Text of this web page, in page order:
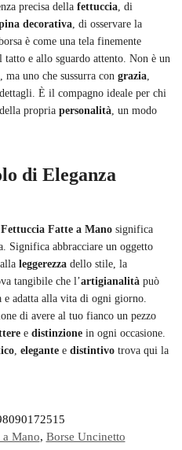
precisa della fettuccia , di
decorativa , di osservare la
è come una tela finemente
tatto e allo sguardo attento. Non è un
ma uno che sussurra con grazia
È il compagno ideale per chi
propria personalità , un modo
di Eleganza
Fatte a Mano significa
Significa abbracciare un oggetto
leggerezza dello stile, la
tangibile che l’artigianalità può
e adatta alla vita di ogni giorno.
di avere al tuo fianco un pezzo
e distinzione in ogni occasione.
elegante e distintivo trova qui la
a Mano, Borse Uncinetto